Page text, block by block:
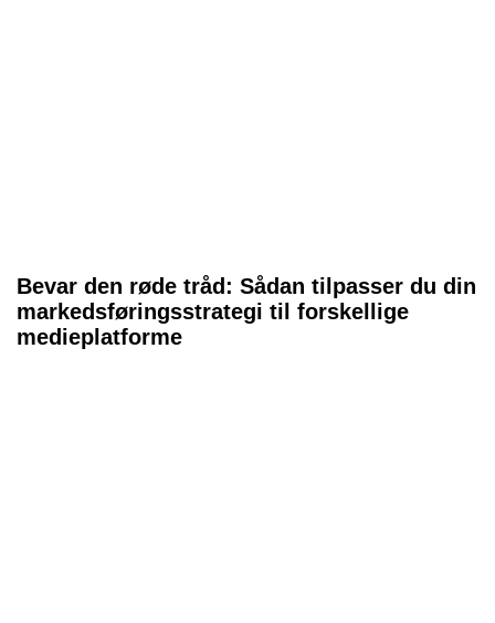
Bevar den røde tråd: Sådan tilpasser du din
markedsføringsstrategi til forskellige
medieplatforme